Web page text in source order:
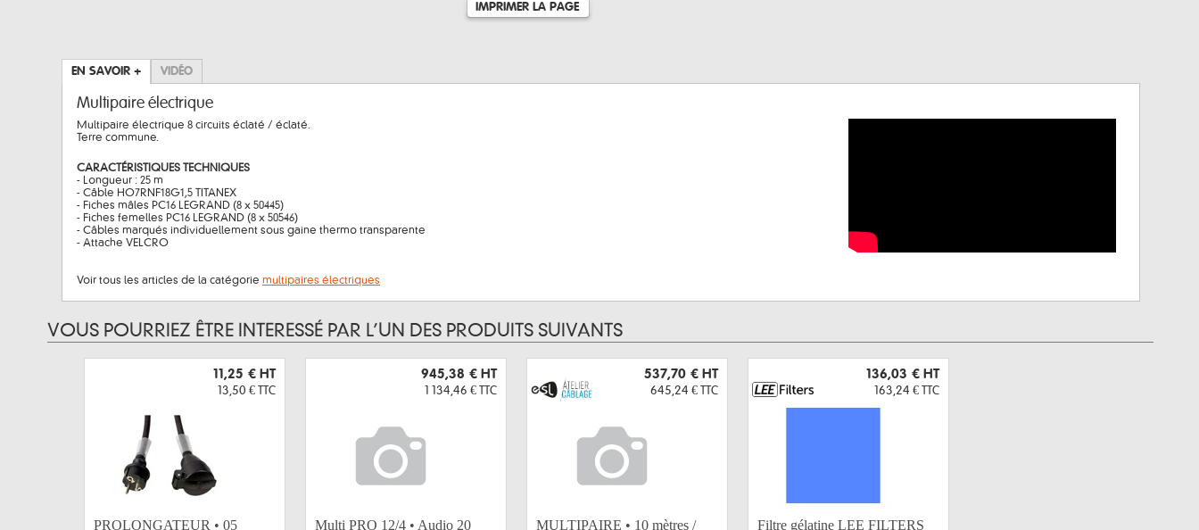
IMPRIMER LA PAGE
EN SAVOIR + VIDÉO
Multipaire électrique
Multipaire électrique 8 circuits éclaté / éclaté.
Terre commune.
CARACTÉRISTIQUES TECHNIQUES
- Longueur : 25 m
- Câble HO7RNF18G1,5 TITANEX
- Fiches mâles PC16 LEGRAND (8 x 50445)
- Fiches femelles PC16 LEGRAND (8 x 50546)
- Câbles marqués individuellement sous gaine thermo transparente
- Attache VELCRO
Voir tous les articles de la catégorie multipaires électriques
VOUS POURRIEZ ÊTRE INTERESSÉ PAR L’UN DES PRODUITS SUIVANTS
11,25 € HT
13,50 € TTC
PROLONGATEUR • 05
945,38 € HT
1 134,46 € TTC
Multi PRO 12/4 • Audio 20
537,70 € HT
645,24 € TTC
MULTIPAIRE • 10 mètres /
136,03 € HT
163,24 € TTC
Filtre gélatine LEE FILTERS